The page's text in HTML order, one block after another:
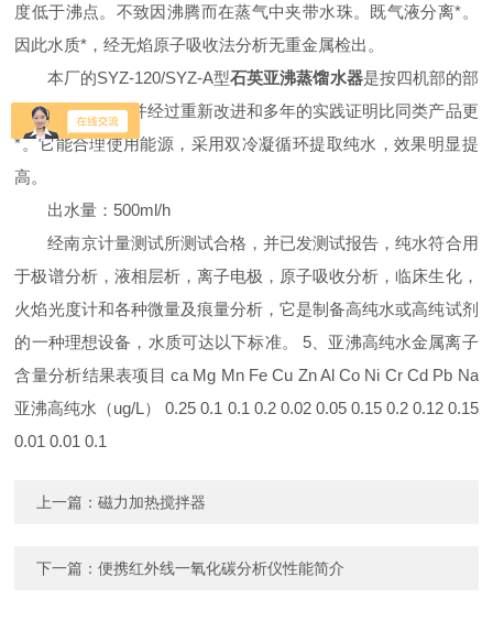
度低于沸点。不致因沸腾而在蒸气中夹带水珠。既气液分离*。
因此水质*，经无焰原子吸收法分析无重金属检出。
本厂的SYZ-120/SYZ-A型石英亚沸蒸馏水器是按四机部的部
办标准进行生产并经过重新改进和多年的实践证明比同类产品更
*。它能合理使用能源，采用双冷凝循环提取纯水，效果明显提
高。
出水量：500ml/h
经南京计量测试所测试合格，并已发测试报告，纯水符合用
于极谱分析，液相层析，离子电极，原子吸收分析，临床生化，
火焰光度计和各种微量及痕量分析，它是制备高纯水或高纯试剂
的一种理想设备，水质可达以下标准。 5、亚沸高纯水金属离子
含量分析结果表项目 ca Mg Mn Fe Cu Zn Al Co Ni Cr Cd Pb Na
亚沸高纯水（ug/L） 0.25 0.1 0.1 0.2 0.02 0.05 0.15 0.2 0.12 0.15
0.01 0.01 0.1
上一篇：磁力加热搅拌器
下一篇：便携红外线一氧化碳分析仪性能简介